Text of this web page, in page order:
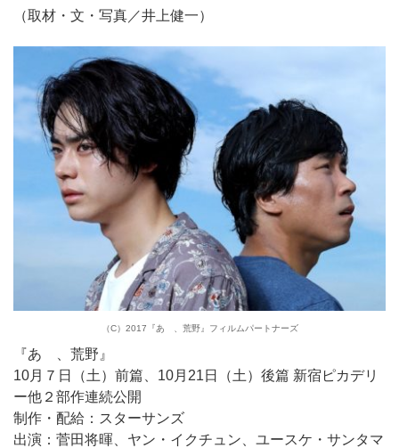
（取材・文・写真／井上健一）
（C）2017『あゝ、荒野』フィルムパートナーズ
『あゝ、荒野』
10月７日（土）前篇、10月21日（土）後篇 新宿ピカデリ
ー他２部作連続公開
制作・配給：スターサンズ
出演：菅田将暉、ヤン・イクチュン、ユースケ・サンタマ